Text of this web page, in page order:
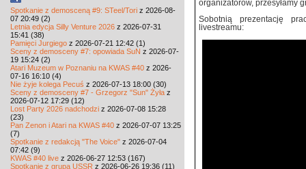
Spotkanie z demosceną #9: STeel/Tori z 2026-08-
07 20:49 (2)
Letnia edycja Silly Venture 2026 z 2026-07-31
15:41 (38)
Pamięci Jurgiego z 2026-07-21 12:42 (1)
Sceny z demosceny #7: opowiada SuN z 2026-07-
19 15:24 (2)
Atari Muzeum w Poznaniu na KWAS #40 z 2026-
07-16 16:10 (4)
Nie żyje kolega Pecuś z 2026-07-13 18:00 (30)
Sceny z demosceny #7 - Grzegorz "Sun" Żyła z
2026-07-12 17:29 (12)
Lost Party 2026 nadchodzi z 2026-07-08 15:28
(23)
Pan Zenon i Atari na KWAS #40 z 2026-07-07 13:25
(7)
Spotkanie z redakcją "The Voice" z 2026-07-04
07:42 (9)
KWAS #40 live z 2026-06-27 12:53 (167)
Spotkanie z grupą USSR z 2026-06-26 19:36 (11)
organizatorów, przesyłamy
Sobotnią prezentację
livestreamu: